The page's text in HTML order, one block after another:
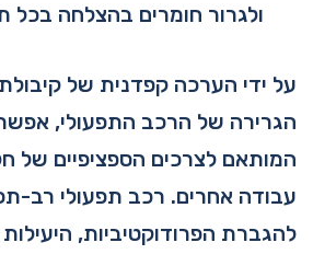
ולגרור חומרים בהצלחה בכל
על ידי הערכה קפדנית של קיבולת
הגרירה של הרכב התפעולי,
המותאם לצרכים הספציפיים של
עבודה אחרים. רכב תפעולי רב-
להגברת הפרודוקטיביות, היעילות